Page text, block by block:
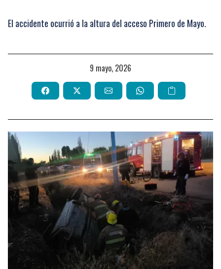
El accidente ocurrió a la altura del acceso Primero de Mayo.
9 mayo, 2026